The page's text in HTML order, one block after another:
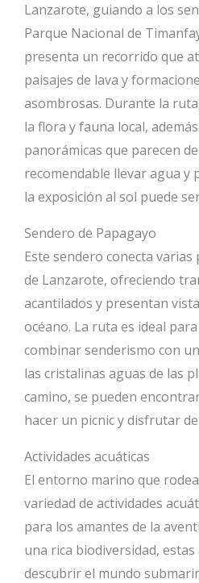
Lanzarote, guiando a los
Parque Nacional de
presenta un recorrido que
paisajes de lava y
asombrosas. Durante la
la flora y fauna local,
panorámicas que parecen
recomendable llevar agua y
la exposición al sol puede
Sendero de Papagayo
Este sendero conecta varias
de Lanzarote, ofreciendo
acantilados y presentan
océano. La ruta es ideal
combinar senderismo con
las cristalinas aguas de las
camino, se pueden
hacer un picnic y disfrutar
Actividades acuáticas
El entorno marino que
variedad de actividades
para los amantes de la
una rica biodiversidad,
descubrir el mundo